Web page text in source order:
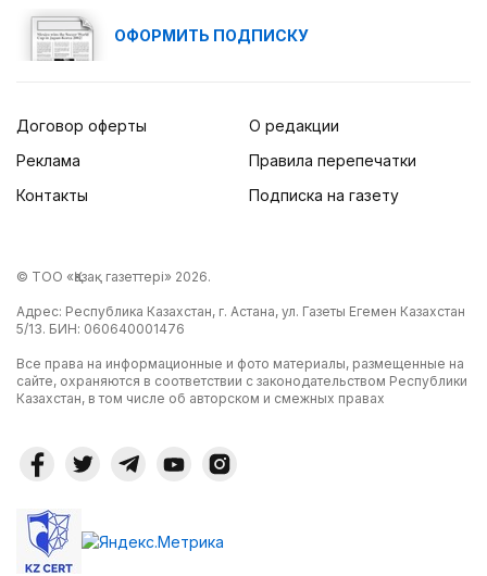
ОФОРМИТЬ ПОДПИСКУ
Договор оферты
Реклама
Контакты
О редакции
Правила перепечатки
Подписка на газету
© ТОО «Қазақ газеттері» 2026.
Адрес: Республика Казахстан, г. Астана, ул. Газеты Егемен Казахстан
5/13. БИН: 060640001476
Все права на информационные и фото материалы, размещенные на
сайте, охраняются в соответствии с законодательством Республики
Казахстан, в том числе об авторском и смежных правах